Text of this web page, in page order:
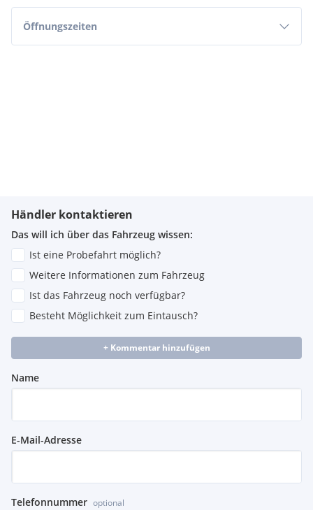
Öffnungszeiten
Händler kontaktieren
Das will ich über das Fahrzeug wissen:
Ist eine Probefahrt möglich?
Weitere Informationen zum Fahrzeug
Ist das Fahrzeug noch verfügbar?
Besteht Möglichkeit zum Eintausch?
+ Kommentar hinzufügen
Name
E-Mail-Adresse
Telefonnummer optional